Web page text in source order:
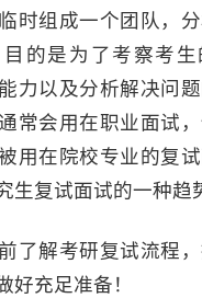
时组成一个团队，
的是为了考察考
力以及分析解决问题
常会用在职业面试
用在院校专业的复试
生复试面试的一种趋
了解考研复试流程
好充足准备！